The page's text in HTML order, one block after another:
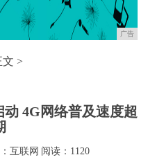
广告
文 >
4G网络普及速度超
互联网 阅读：1120